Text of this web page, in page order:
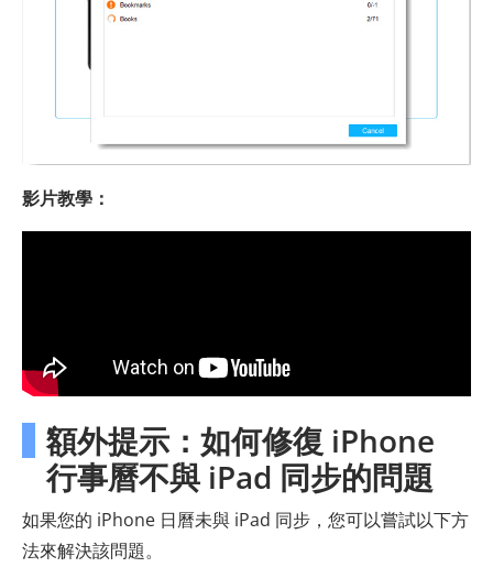
影片教學：
額外提示：如何修復 iPhone
行事曆不與 iPad 同步的問題
如果您的 iPhone 日曆未與 iPad 同步，您可以嘗試以下方
法來解決該問題。